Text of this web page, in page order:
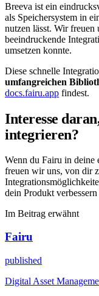
Breeva ist ein
als Speichersystem in
nutzen lässt. Wir freuen
beeindruckende
umsetzen konnte.
Diese schnelle
umfangreichen
docs.fairu.app findest.
Interesse
integrieren?
Wenn du Fairu in deine
freuen wir uns, von dir
dein Produkt
Im Beitrag erwähnt
Fairu
published
Digital Asset